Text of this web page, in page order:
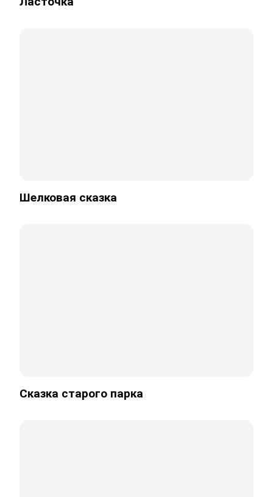
Шелковая сказка
Сказка старого парка